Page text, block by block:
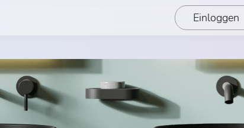
Einloggen